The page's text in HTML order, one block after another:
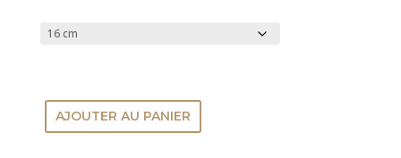
AJOUTER AU PANIER